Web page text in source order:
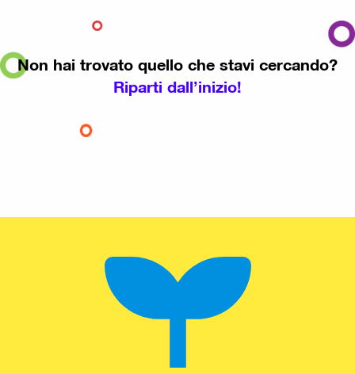
Non hai trovato quello che stavi cercando?
Riparti dall’inizio!